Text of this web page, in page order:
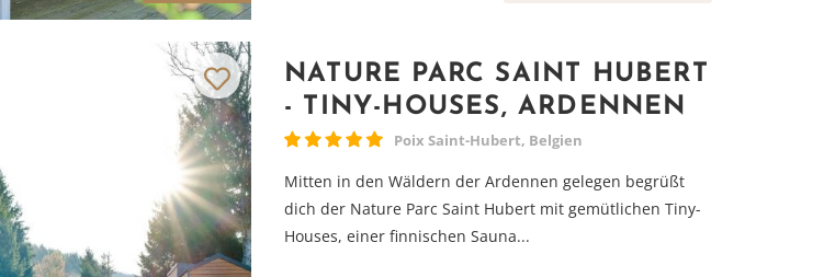
NATURE PARC SAINT HUBERT
- TINY-HOUSES, ARDENNEN
Poix Saint-Hubert, Belgien
Mitten in den Wäldern der Ardennen gelegen begrüßt
dich der Nature Parc Saint Hubert mit gemütlichen Tiny-
Houses, einer finnischen Sauna...